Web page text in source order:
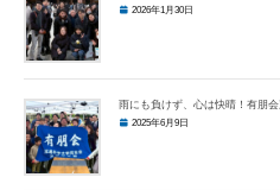
2026年1月30日
雨にも負けず、心は快晴！有朋
2025年6月9日